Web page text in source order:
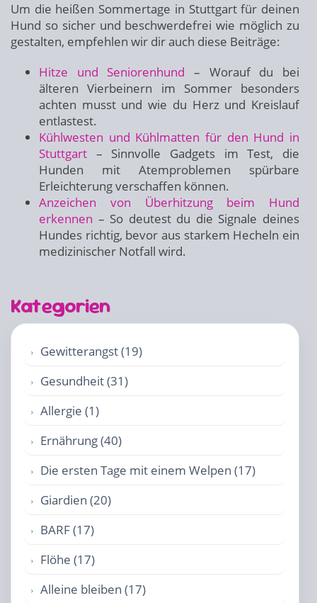
Um die heißen Sommertage in Stuttgart für deinen
Hund so sicher und beschwerdefrei wie möglich zu
gestalten, empfehlen wir dir auch diese Beiträge:
Hitze und Seniorenhund – Worauf du bei
älteren Vierbeinern im Sommer besonders
achten musst und wie du Herz und Kreislauf
entlastest.
Kühlwesten und Kühlmatten für den Hund in
Stuttgart – Sinnvolle Gadgets im Test, die
Hunden mit Atemproblemen spürbare
Erleichterung verschaffen können.
Anzeichen von Überhitzung beim Hund
erkennen – So deutest du die Signale deines
Hundes richtig, bevor aus starkem Hecheln ein
medizinischer Notfall wird.
Kategorien
Gewitterangst (19)
Gesundheit (31)
Allergie (1)
Ernährung (40)
Die ersten Tage mit einem Welpen (17)
Giardien (20)
BARF (17)
Flöhe (17)
Alleine bleiben (17)